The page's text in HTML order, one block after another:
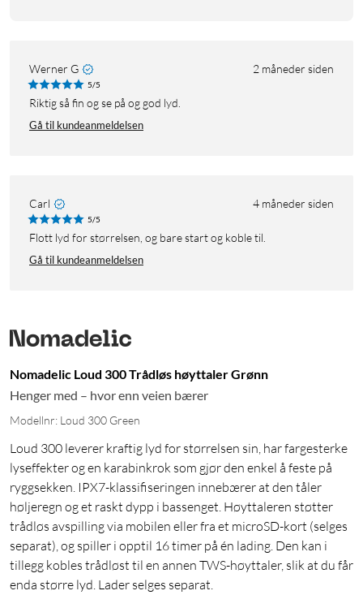
Werner G 2 måneder siden
5/5
Riktig så fin og se på og god lyd.
Gå til kundeanmeldelsen
Carl 4 måneder siden
5/5
Flott lyd for størrelsen, og bare start og koble til.
Gå til kundeanmeldelsen
Nomadelic Loud 300 Trådløs høyttaler Grønn
Henger med – hvor enn veien bærer
Modellnr: Loud 300 Green
Loud 300 leverer kraftig lyd for størrelsen sin, har fargesterke
lyseffekter og en karabinkrok som gjør den enkel å feste på
ryggsekken. IPX7-klassifiseringen innebærer at den tåler
høljeregn og et raskt dypp i bassenget. Høyttaleren støtter
trådløs avspilling via mobilen eller fra et microSD-kort (selges
separat), og spiller i opptil 16 timer på én lading. Den kan i
tillegg kobles trådløst til en annen TWS-høyttaler, slik at du får
enda større lyd. Lader selges separat.